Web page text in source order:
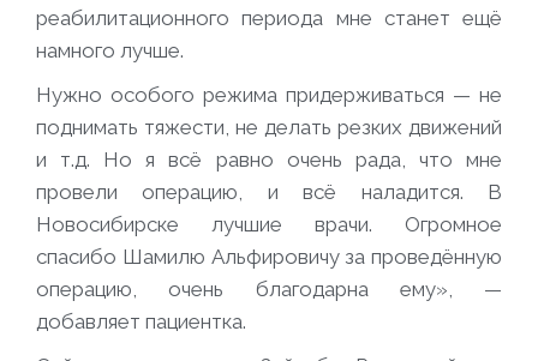
реабилитационного периода мне станет ещё
намного лучше.
Нужно особого режима придерживаться — не
поднимать тяжести, не делать резких движений
и т.д. Но я всё равно очень рада, что мне
провели операцию, и всё наладится. В
Новосибирске лучшие врачи. Огромное
спасибо Шамилю Альфировичу за проведённую
операцию, очень благодарна ему», —
добавляет пациентка.